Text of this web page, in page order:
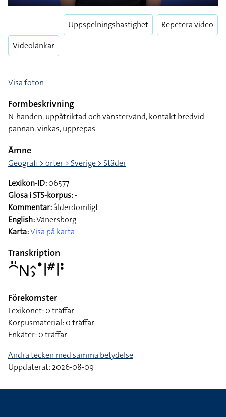
Play
Enter
Videolänkar
Uppspelningshastighet Repetera video
Visa foton
Formbeskrivning
N-handen, uppåtriktad och vänstervänd, kontakt bredvid
pannan, vinkas, upprepas
Ämne
Geografi > orter > Sverige > Städer
Lexikon-ID:06577
Glosa i STS-korpus:-
Kommentar:ålderdomligt
English:Vänersborg
Karta:Visa på karta
Transkription
􌤃􌤺􌥌􌤵􌤶􌤟􌥼􌥺􌥼􌥻
Förekomster
Lexikonet: 0 träffar
Korpusmaterial: 0 träffar
Enkäter: 0 träffar
Andra tecken med samma betydelse
Uppdaterat: 2026-08-09